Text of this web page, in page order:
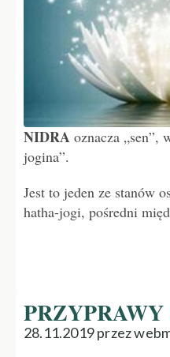
NIDRA oznacza „sen”,
jogina”.
Jest to jeden ze stanów
hatha-jogi, pośredni
28.11.2019 przez